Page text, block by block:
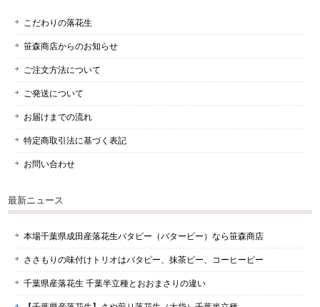
こだわりの落花生
笹森商店からのお知らせ
ご注文方法について
ご発送について
お届けまでの流れ
特定商取引法に基づく表記
お問い合わせ
最新ニュース
本場千葉県成田産落花生バタピー（バターピー）なら笹森商店
ささもりの味付けトリオはバタピー、抹茶ピー、コーヒーピー
千葉県産落花生 千葉半立種とおおまさりの違い